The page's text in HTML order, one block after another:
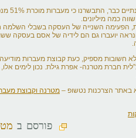
כמה מיליונים.
לא חשובות מספיק, כעת קבוצת מעברות
חברת מטרנה- אפרת גילת. נכון לימים
באתר הצרכנות נטשופ – מטרנה וקבוצת
פורסם ב